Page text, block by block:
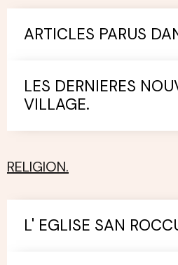
ARTICLES PARUS
LES DERNIERES
VILLAGE.
RELIGION.
L' EGLISE SAN